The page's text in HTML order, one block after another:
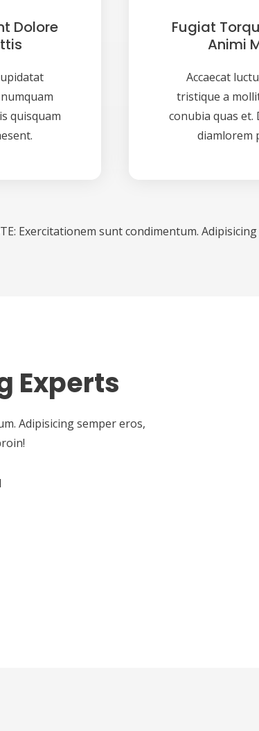
Dolore
quisquam
Fugiat
Animi
Accaecat
tristique a
conubia quas et.
diamlorem
Exercitationem sunt condimentum.
Experts
Adipisicing semper eros,